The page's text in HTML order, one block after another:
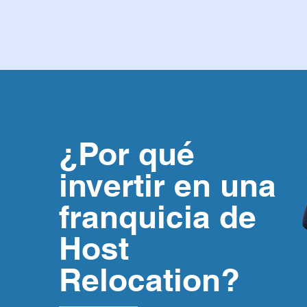
¿Por qué
invertir en una
franquicia de
Host
Relocation?